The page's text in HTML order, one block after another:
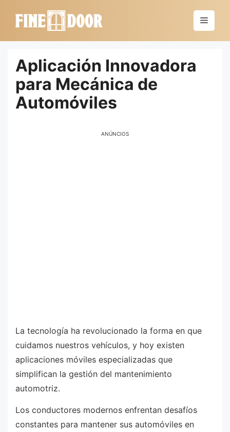
Menú
Aplicación Innovadora
para Mecánica de
Automóviles
ANÚNCIOS
La tecnología ha revolucionado la forma en que
cuidamos nuestros vehículos, y hoy existen
aplicaciones móviles especializadas que
simplifican la gestión del mantenimiento
automotriz.
Los conductores modernos enfrentan desafíos
constantes para mantener sus automóviles en